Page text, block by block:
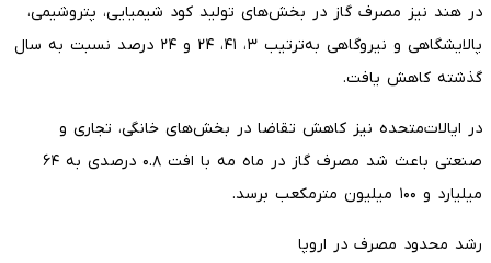
در هند نیز مصرف گاز در بخش‌های تولید کود شیمیایی، پتروشیمی،
پالایشگاهی و نیروگاهی به‌ترتیب ۳، ۴۱، ۲۴ و ۲۴ درصد نسبت به سال
گذشته کاهش یافت.
در ایالات‌متحده نیز کاهش تقاضا در بخش‌های خانگی، تجاری و
صنعتی باعث شد مصرف گاز در ماه مه با افت ۰.۸ درصدی به ۶۴
میلیارد و ۱۰۰ میلیون مترمکعب برسد.
رشد محدود مصرف در اروپا